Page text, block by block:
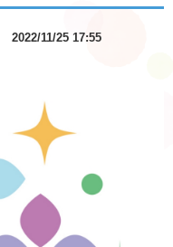
2022/11/25 17:55